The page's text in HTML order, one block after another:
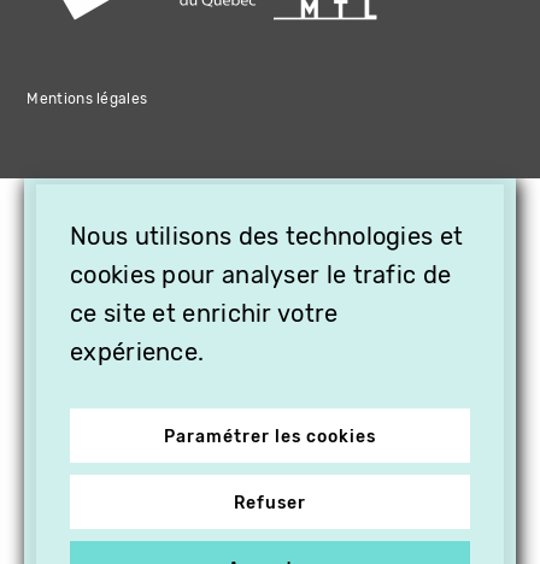
Mentions légales
Nous utilisons des technologies et
cookies pour analyser le trafic de
ce site et enrichir votre
expérience.
Paramétrer les cookies
Refuser
OFFREZ LA VIDÉO EN
CADEAU, ABONNEZ VOS
PROCHES À VITHÈQUE !